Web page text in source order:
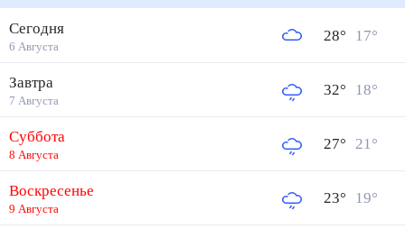
Сегодня
6 Августа
28° 17°
Завтра
7 Августа
32° 18°
Суббота
8 Августа
27° 21°
Воскресенье
9 Августа
23° 19°